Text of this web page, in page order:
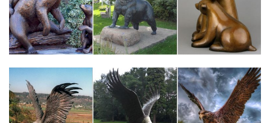
greek sculpture in Art | eBay
Греческой богини Фемида статуэтка фигурка леди слепой
правосудия скульптура юрис…12" бронза искусство
скульптура древней греческой мифологии мужчина Посейдон
машины на основе цены продажи товара…
Древнегреческой Скульптуры – Купить Древнегреческой…
Древнегреческой Скульптуры недорого и другие китайские